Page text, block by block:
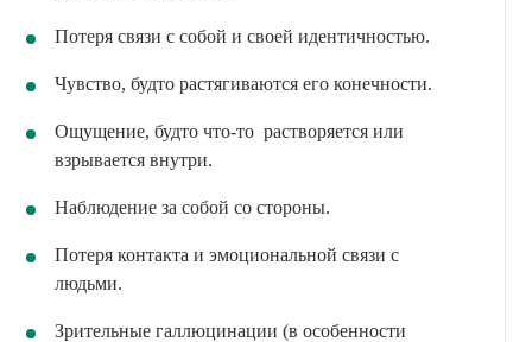
Потеря связи с собой и своей идентичностью.
Чувство, будто растягиваются его конечности.
Ощущение, будто что-то растворяется или
взрывается внутри.
Наблюдение за собой со стороны.
Потеря контакта и эмоциональной связи с
людьми.
Зрительные галлюцинации (в особенности